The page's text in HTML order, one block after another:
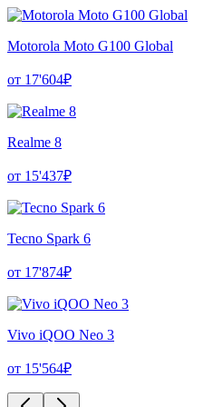
Motorola Moto G100 Global
от 17'604₽
Realme 8
от 15'437₽
Tecno Spark 6
от 17'874₽
Vivo iQOO Neo 3
от 15'564₽